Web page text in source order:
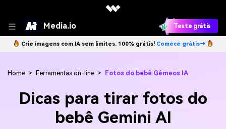
Media.io Teste grátis
Crie imagens com IA sem limites. 100% grátis! Comece grátis→
Home > Ferramentas on-line > Fotos do bebê Gêmeos IA
Dicas para tirar fotos do
bebê Gemini AI